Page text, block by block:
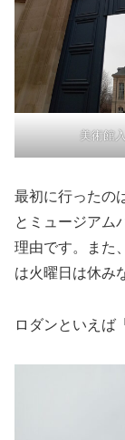
美術館
最初に行ったの
とミュージアム
理由です。また
は火曜日は休み
ロダンといえば